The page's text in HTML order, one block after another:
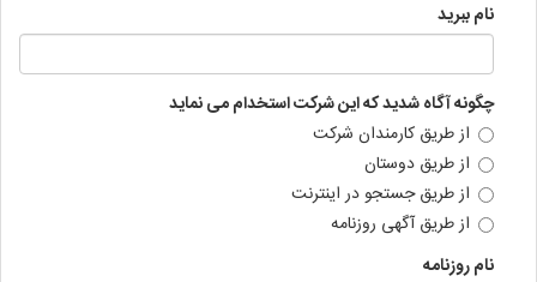
نام ببرید
چگونه آگاه شدید که این شرکت استخدام می نماید
از طریق کارمندان شرکت
از طریق دوستان
از طریق جستجو در اینترنت
از طریق آگهی روزنامه
نام روزنامه